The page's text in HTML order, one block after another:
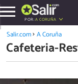
POR:A CORUÑA
Salir.com A Coruña
Cafeteria-